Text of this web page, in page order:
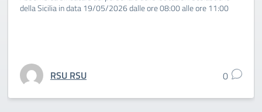
della Sicilia in data 19/05/2026 dalle ore 08:00 alle ore 11:00
RSU RSU 0